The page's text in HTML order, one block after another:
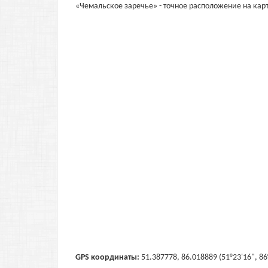
«Чемальское заречье» - точное расположение на
GPS координаты: 51.387778, 86.018889 (51°23'16",